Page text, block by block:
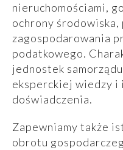
nieruchomościami,
ochrony
zagospodarowania
podatkowego.
jednostek
eksperckiej wiedzy
doświadczenia.
Zapewniamy także
obrotu